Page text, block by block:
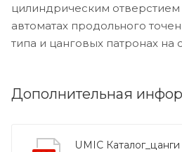
цилиндрическим
автоматах продольного
типа и цанговых патронах на
Дополнительная
UMIC Каталог_цанги